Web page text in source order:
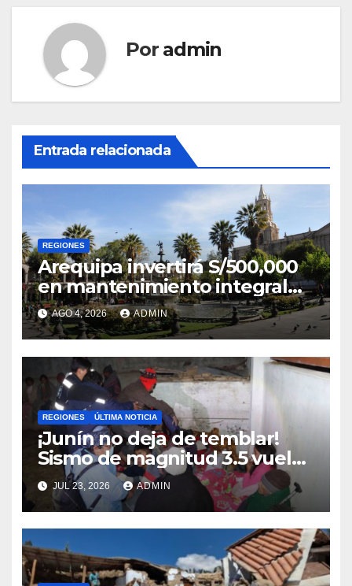
Por admin
Entrada relacionada
REGIONES
Arequipa invertirá S/500,000
en mantenimiento integral
de la Plaza de Armas
AGO 4, 2026 ADMIN
REGIONES ÚLTIMA NOTICIA
¡Junín no deja de temblar!
Sismo de magnitud 3.5 vuelve
a sacudir Chupaca
JUL 23, 2026 ADMIN